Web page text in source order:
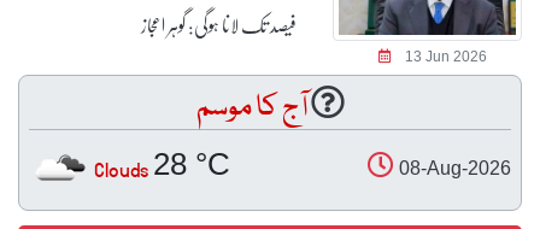
13 Jun 2026
فیصد تک لانا ہوگی: گوہر اعجاز
آج کا موسم
08-Aug-2026
28 °C
Clouds